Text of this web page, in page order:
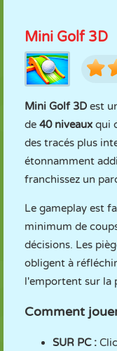
Mini Golf 3D
Mini Golf 3D est
de 40 niveaux qui
des tracés plus
étonnamment
franchissez un
Le gameplay est
minimum de
décisions. Les
obligent à
l'emportent sur la
Comment
SUR PC :